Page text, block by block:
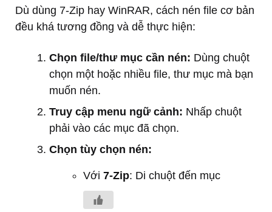
Dù dùng 7-Zip hay WinRAR, cách nén file cơ bản
đều khá tương đồng và dễ thực hiện:
Chọn file/thư mục cần nén: Dùng chuột
chọn một hoặc nhiều file, thư mục mà bạn
muốn nén.
Truy cập menu ngữ cảnh: Nhấp chuột
phải vào các mục đã chọn.
Chọn tùy chọn nén:
Với 7-Zip: Di chuột đến mục